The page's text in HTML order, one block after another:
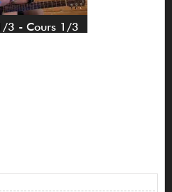
3 - Cours 1/3